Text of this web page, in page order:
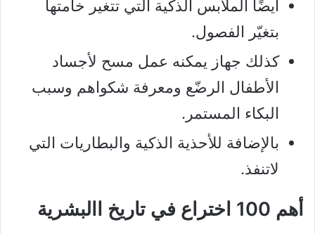
أيضًا الملابس الذكية التي تتغير خامتها
بتغيّر الفصول.
كذلك جهاز يمكنه عمل مسح لأجساد
الأطفال الرضّع ومعرفة شكواهم وسبب
البكاء المستمر.
بالإضافة للأحذية الذكية والبطاريات التي
لاتنفذ.
أهم 100 اختراع في تاريخ االبشرية